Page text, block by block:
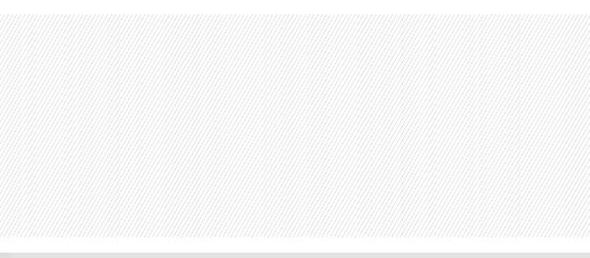
Skip to main content